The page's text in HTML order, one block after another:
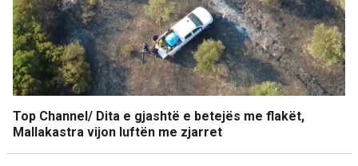
Top Channel/ Dita e gjashtë e betejës me flakët,
Mallakastra vijon luftën me zjarret